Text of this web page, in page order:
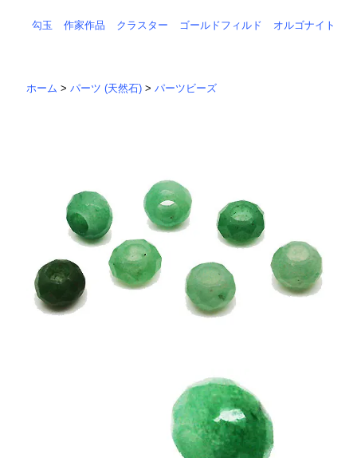
勾玉 作家作品 クラスター ゴールドフィルド オルゴナイト
ホーム >パーツ (天然石) >パーツビーズ